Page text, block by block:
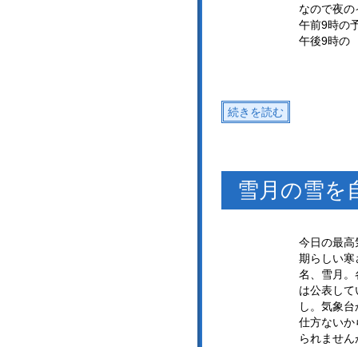
なので夜
午前9時の
午後9時の
続きを読む
雪月の雪を
今日の最
期らしい寒
名、雪月。
は公表し
し。気象
仕方ないか
られませ